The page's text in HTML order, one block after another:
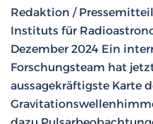
Redaktion /
Instituts für
Dezember 2024 Ein
Forschungsteam hat
aussagekräftigste Karte